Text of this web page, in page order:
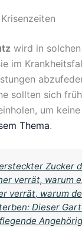
wird in
im
sollten sich
um
Thema.
Zucker
verrät, warum
verrät, warum
Dieser